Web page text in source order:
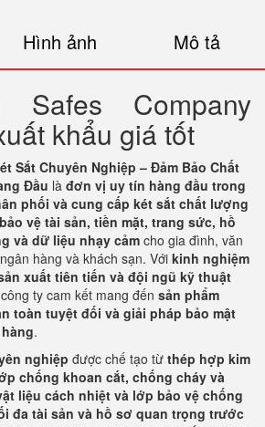
Hình ảnh Mô tả
Company
khẩu giá tốt
Sắt Chuyên Nghiệp – Đảm Bảo Chất
Đầu là đơn vị uy tín hàng đầu trong
phối và cung cấp két sắt chất lượng
bảo vệ tài sản, tiền mặt, trang sức, hồ
và dữ liệu nhạy cảmcho gia đình, văn
hàng và khách sạn. Với kinh nghiệm
xuất tiên tiến và đội ngũ kỹ thuật
ty cam kết mang đến sản phẩm
toàn tuyệt đối và giải pháp bảo mật
.
nghiệp được chế tạo từ thép hợp kim
chống khoan cắt, chống cháy và
liệu cách nhiệt và lớp bảo vệ chống
đa tài sản và hồ sơ quan trọng trước